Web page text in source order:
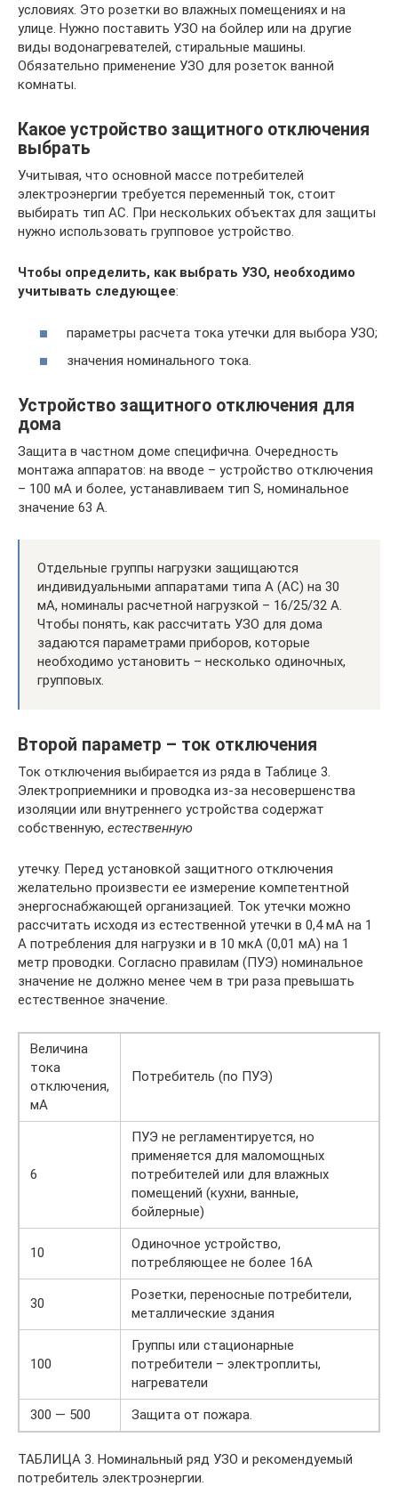
условиях. Это розетки во влажных помещениях и на
улице. Нужно поставить УЗО на бойлер или на другие
виды водонагревателей, стиральные машины.
Обязательно применение УЗО для розеток ванной
комнаты.
Какое устройство защитного отключения
выбрать
Учитывая, что основной массе потребителей
электроэнергии требуется переменный ток, стоит
выбирать тип АС. При нескольких объектах для защиты
нужно использовать групповое устройство.
Чтобы определить, как выбрать УЗО, необходимо
учитывать следующее:
параметры расчета тока утечки для выбора УЗО;
значения номинального тока.
Устройство защитного отключения для
дома
Защита в частном доме специфична. Очередность
монтажа аппаратов: на вводе – устройство отключения
– 100 мА и более, устанавливаем тип S, номинальное
значение 63 А.
Отдельные группы нагрузки защищаются
индивидуальными аппаратами типа А (АС) на 30
мА, номиналы расчетной нагрузкой – 16/25/32 А.
Чтобы понять, как рассчитать УЗО для дома
задаются параметрами приборов, которые
необходимо установить – несколько одиночных,
групповых.
Второй параметр – ток отключения
Ток отключения выбирается из ряда в Таблице 3.
Электроприемники и проводка из-за несовершенства
изоляции или внутреннего устройства содержат
собственную, естественную
утечку. Перед установкой защитного отключения
желательно произвести ее измерение компетентной
энергоснабжающей организацией. Ток утечки можно
рассчитать исходя из естественной утечки в 0,4 мА на 1
А потребления для нагрузки и в 10 мкА (0,01 мА) на 1
метр проводки. Согласно правилам (ПУЭ) номинальное
значение не должно менее чем в три раза превышать
естественное значение.
Величина
тока
отключения,
мА
Потребитель (по ПУЭ)
6
ПУЭ не регламентируется, но
применяется для маломощных
потребителей или для влажных
помещений (кухни, ванные,
бойлерные)
10
Одиночное устройство,
потребляющее не более 16А
30
Розетки, переносные потребители,
металлические здания
100
Группы или стационарные
потребители – электроплиты,
нагреватели
300 — 500
Защита от пожара.
ТАБЛИЦА 3. Номинальный ряд УЗО и рекомендуемый
потребитель электроэнергии.